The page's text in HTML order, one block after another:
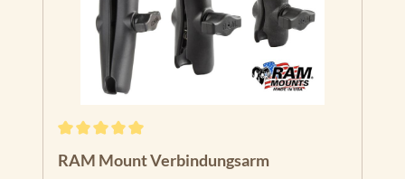
RAM Mount Verbindungsarm